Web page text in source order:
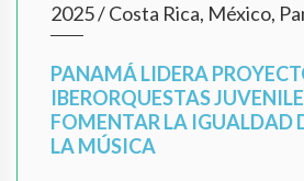
2025/Costa Rica, México,
PANAMÁ LIDERA
IBERORQUESTAS
FOMENTAR LA IGUALDAD
LA MÚSICA